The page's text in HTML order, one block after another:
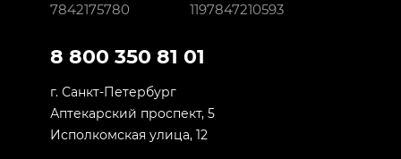
7842175780
1197847210593
8 800 350 81 01
г. Санкт-Петербург
Аптекарский проспект, 5
Исполкомская улица, 12